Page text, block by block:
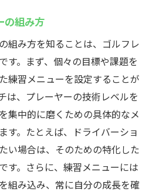
の組み方
組み方を知ることは、ゴルフレ
す。まず、個々の目標や課題を
練習メニューを設定することが
は、プレーヤーの技術レベルを
集中的に磨くための具体的なメ
す。たとえば、ドライバーショ
い場合は、そのための特化した
す。さらに、練習メニューには
組み込み、常に自分の成長を確